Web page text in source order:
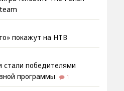
покажут на НТВ
стали победителями
программы
1